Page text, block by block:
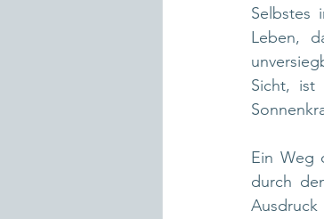
Selbstes
Leben,
Sicht, ist
Ein Weg
durch